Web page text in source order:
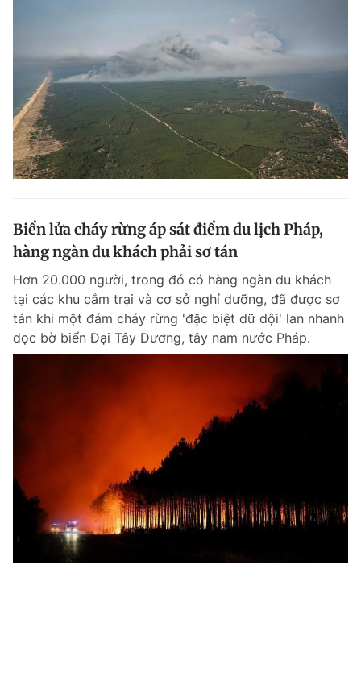
Biển lửa cháy rừng áp sát điểm du lịch Pháp,
hàng ngàn du khách phải sơ tán
Hơn 20.000 người, trong đó có hàng ngàn du khách
tại các khu cắm trại và cơ sở nghỉ dưỡng, đã được sơ
tán khi một đám cháy rừng 'đặc biệt dữ dội' lan nhanh
dọc bờ biển Đại Tây Dương, tây nam nước Pháp.